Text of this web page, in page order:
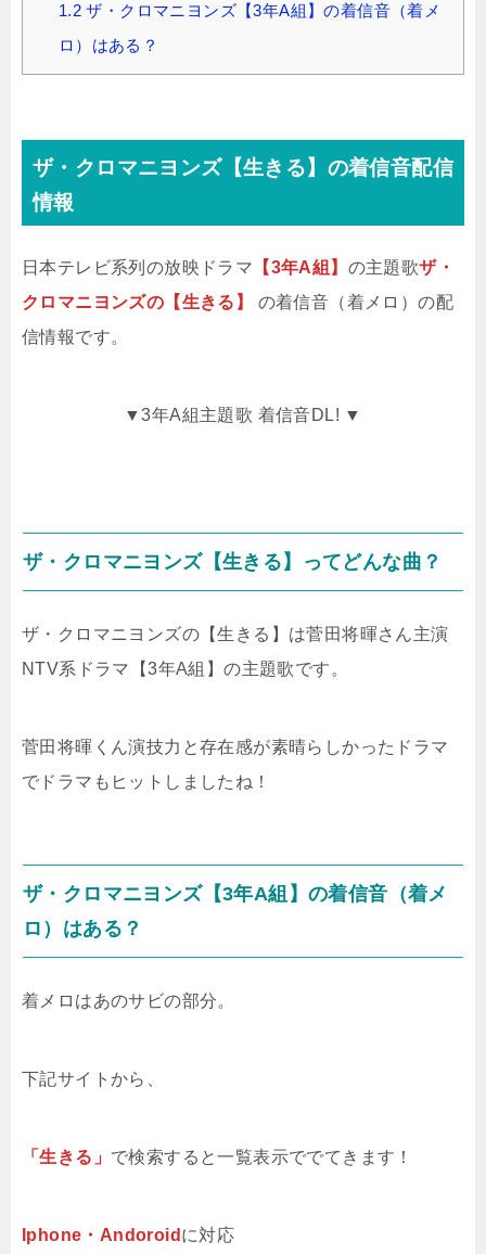
1.2 ザ・クロマニヨンズ【3年A組】の着信音（着メ
ロ）はある？
ザ・クロマニヨンズ【生きる】の着信音配信
情報
日本テレビ系列の放映ドラマ 【3年A組】 の主題歌ザ・
クロマニヨンズの【生きる】 の着信音（着メロ）の配
信情報です。
▼3年A組主題歌 着信音DL! ▼
ザ・クロマニヨンズ【生きる】ってどんな曲？
ザ・クロマニヨンズの【生きる】は菅田将暉さん主演
NTV系ドラマ【3年A組】の主題歌です。
菅田将暉くん演技力と存在感が素晴らしかったドラマ
でドラマもヒットしましたね！
ザ・クロマニヨンズ【3年A組】の着信音（着メ
ロ）はある？
着メロはあのサビの部分。
下記サイトから、
「生きる」 で検索すると一覧表示ででてきます！
Iphone・Andoroid に対応